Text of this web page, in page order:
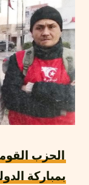
الحزب
بمباركة